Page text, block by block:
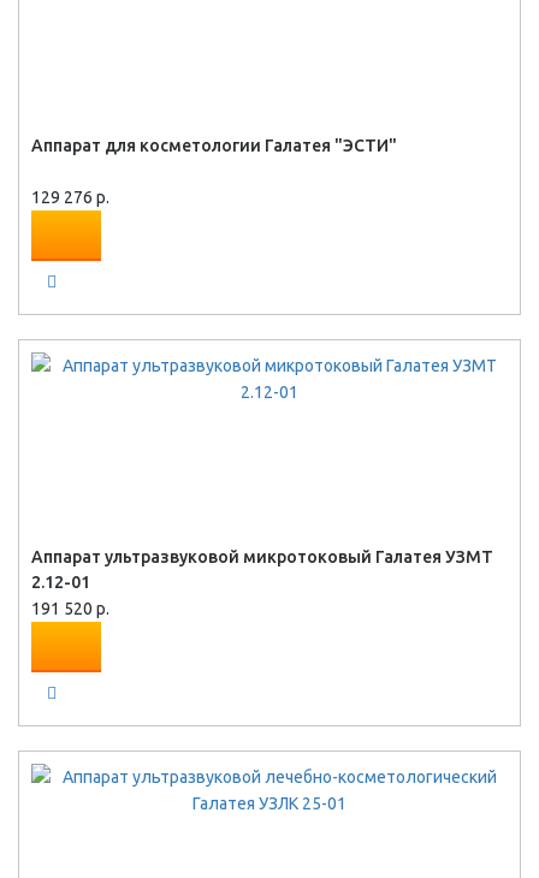
Аппарат для косметологии Галатея "ЭСТИ"
129 276 р.
Аппарат ультразвуковой микротоковый Галатея УЗМТ
2.12-01
191 520 р.